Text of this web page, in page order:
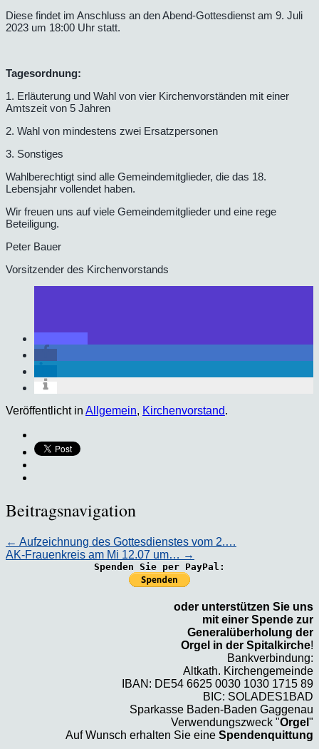
Diese findet im Anschluss an den Abend-Gottesdienst am 9. Juli
2023 um 18:00 Uhr statt.
Tagesordnung:
1. Erläuterung und Wahl von vier Kirchenvorständen mit einer
Amtszeit von 5 Jahren
2. Wahl von mindestens zwei Ersatzpersonen
3. Sonstiges
Wahlberechtigt sind alle Gemeindemitglieder, die das 18.
Lebensjahr vollendet haben.
Wir freuen uns auf viele Gemeindemitglieder und eine rege
Beteiligung.
Peter Bauer
Vorsitzender des Kirchenvorstands
Veröffentlicht in Allgemein, Kirchenvorstand.
Beitragsnavigation
← Aufzeichnung des Gottesdienstes vom 2.…
AK-Frauenkreis am Mi 12.07 um… →
Spenden Sie per PayPal:
oder unterstützen Sie uns
mit einer Spende zur
Generalüberholung der
Orgel in der Spitalkirche!
Bankverbindung:
Altkath. Kirchengemeinde
IBAN: DE54 6625 0030 1030 1715 89
BIC: SOLADES1BAD
Sparkasse Baden-Baden Gaggenau
Verwendungszweck "Orgel "
Auf Wunsch erhalten Sie eine Spendenquittung